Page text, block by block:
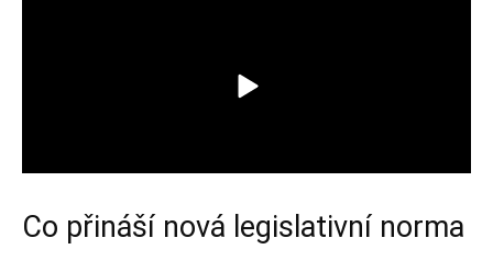
Co přináší nová legislativní norma